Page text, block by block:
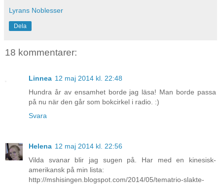
Lyrans Noblesser
Dela
18 kommentarer:
Linnea 12 maj 2014 kl. 22:48
Hundra år av ensamhet borde jag läsa! Man borde passa
på nu när den går som bokcirkel i radio. :)
Svara
Helena 12 maj 2014 kl. 22:56
Vilda svanar blir jag sugen på. Har med en kinesisk-
amerikansk på min lista:
http://mshisingen.blogspot.com/2014/05/tematrio-slakte-